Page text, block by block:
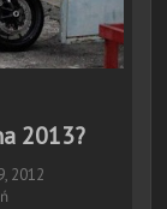
2013?
2012